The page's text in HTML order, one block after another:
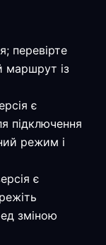
перевірте
маршрут із
є
підключення
режим і
є
зміною